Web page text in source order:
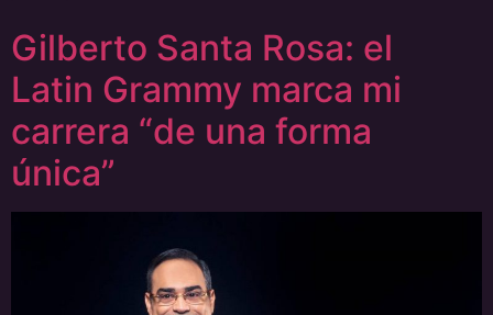
Gilberto Santa Rosa: el
Latin Grammy marca mi
carrera “de una forma
única”